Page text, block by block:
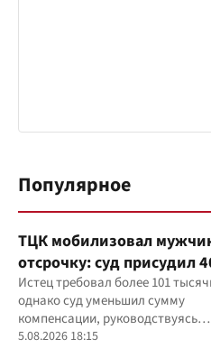
Популярное
ТЦК мобилизовал
отсрочку: суд присудил
компенсации
Истец требовал более 101
однако суд уменьшил сумму
компенсации, руководствуясь
принципами разумности и
5.08.2026 18:15